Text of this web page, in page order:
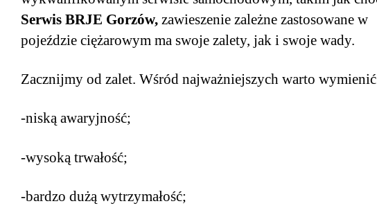
Serwis BRJE Gorzów,zawieszenie zależne zastosowane w
pojeździe ciężarowym ma swoje zalety, jak i swoje wady.
Zacznijmy od zalet. Wśród najważniejszych warto
-niską awaryjność;
-wysoką trwałość;
-bardzo dużą wytrzymałość;